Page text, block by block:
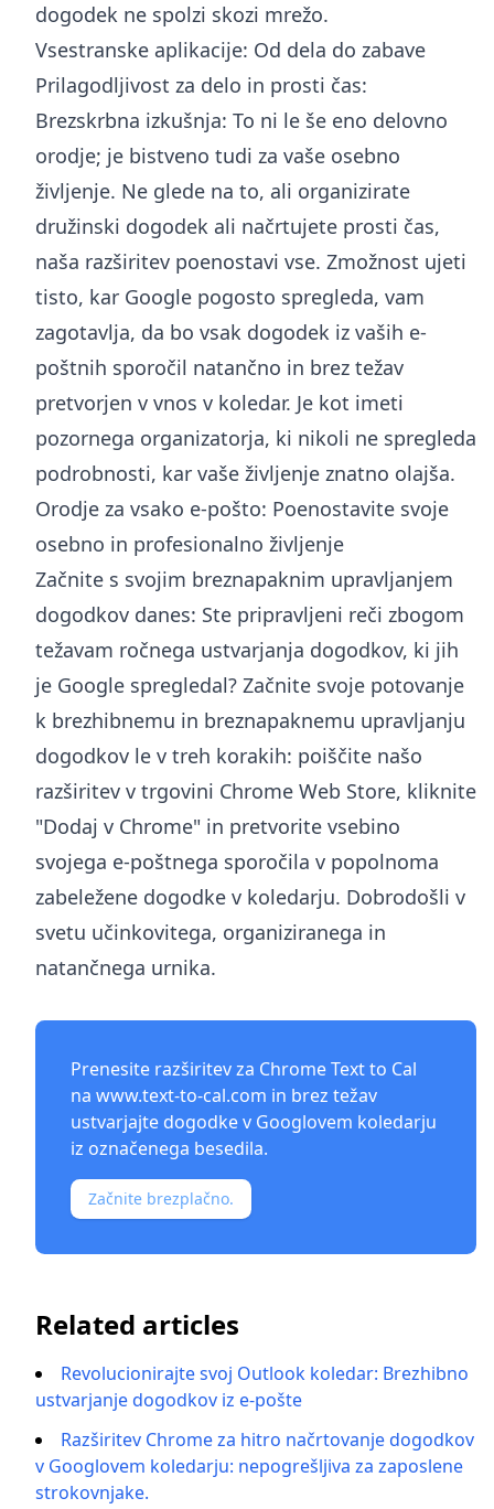
dogodek ne spolzi skozi mrežo.
Vsestranske aplikacije: Od dela do zabave
Prilagodljivost za delo in prosti čas:
Brezskrbna izkušnja: To ni le še eno delovno
orodje; je bistveno tudi za vaše osebno
življenje. Ne glede na to, ali organizirate
družinski dogodek ali načrtujete prosti čas,
naša razširitev poenostavi vse. Zmožnost ujeti
tisto, kar Google pogosto spregleda, vam
zagotavlja, da bo vsak dogodek iz vaših e-
poštnih sporočil natančno in brez težav
pretvorjen v vnos v koledar. Je kot imeti
pozornega organizatorja, ki nikoli ne spregleda
podrobnosti, kar vaše življenje znatno olajša.
Orodje za vsako e-pošto: Poenostavite svoje
osebno in profesionalno življenje
Začnite s svojim breznapaknim upravljanjem
dogodkov danes: Ste pripravljeni reči zbogom
težavam ročnega ustvarjanja dogodkov, ki jih
je Google spregledal? Začnite svoje potovanje
k brezhibnemu in breznapaknemu upravljanju
dogodkov le v treh korakih: poiščite našo
razširitev v trgovini Chrome Web Store, kliknite
"Dodaj v Chrome" in pretvorite vsebino
svojega e-poštnega sporočila v popolnoma
zabeležene dogodke v koledarju. Dobrodošli v
svetu učinkovitega, organiziranega in
natančnega urnika.
Prenesite razširitev za Chrome Text to Cal
na www.text-to-cal.com in brez težav
ustvarjajte dogodke v Googlovem koledarju
iz označenega besedila.
Začnite brezplačno.
Related articles
Revolucionirajte svoj Outlook koledar: Brezhibno
ustvarjanje dogodkov iz e-pošte
Razširitev Chrome za hitro načrtovanje dogodkov
v Googlovem koledarju: nepogrešljiva za zaposlene
strokovnjake.